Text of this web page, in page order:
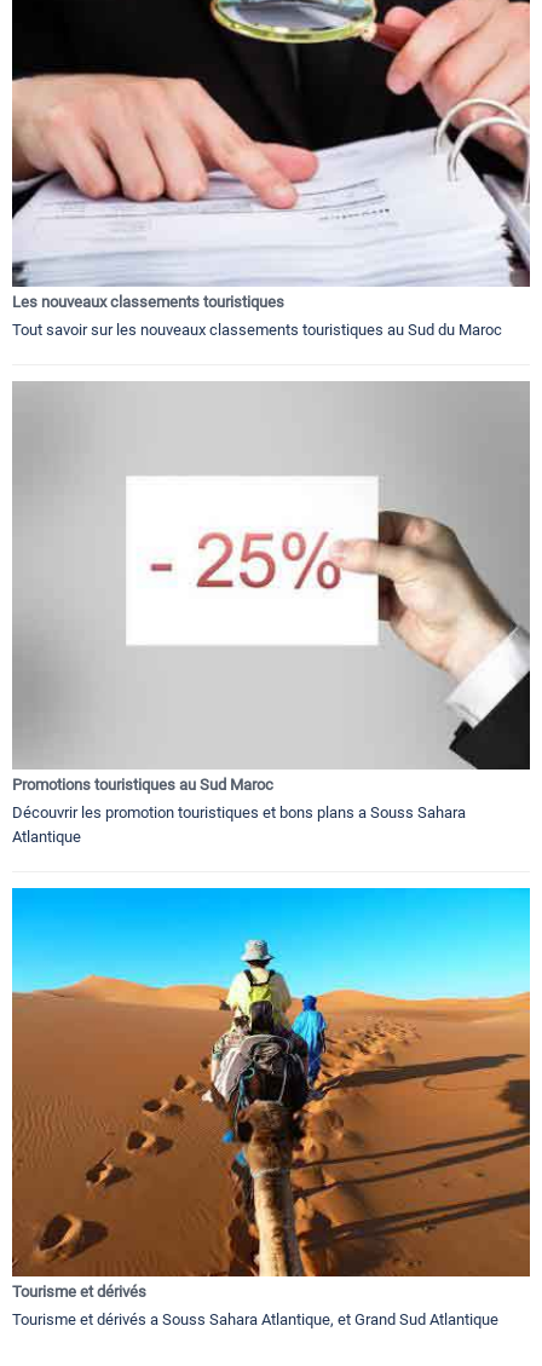
Les nouveaux classements touristiques
Tout savoir sur les nouveaux classements touristiques au Sud du Maroc
Promotions touristiques au Sud Maroc
Découvrir les promotion touristiques et bons plans a Souss Sahara
Atlantique
Tourisme et dérivés
Tourisme et dérivés a Souss Sahara Atlantique, et Grand Sud Atlantique